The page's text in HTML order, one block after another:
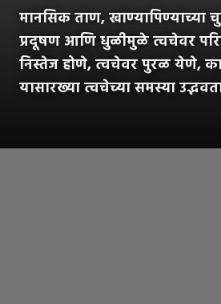
मानसिक ताण, खाण्यापिण्याच्या
प्रदूषण आणि धुळीमुळे त्वचेवर
निस्तेज होणे, त्वचेवर पुरळ येणे,
यासारख्या त्वचेच्या समस्या